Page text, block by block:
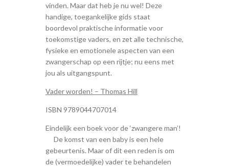
vinden. Maar dat heb je nu wel! Deze
handige, toegankelijke gids staat
boordevol praktische informatie voor
toekomstige vaders, en zet alle technische,
fysieke en emotionele aspecten van een
zwangerschap op een rijtje; nu eens met
jou als uitgangspunt.
Vader worden! – Thomas Hill
ISBN 9789044707014
Eindelijk een boek voor de ‘zwangere man’!
De komst van een baby is een hele
gebeurtenis. Maar of dit een reden is om
de (vermoedelijke) vader te behandelen